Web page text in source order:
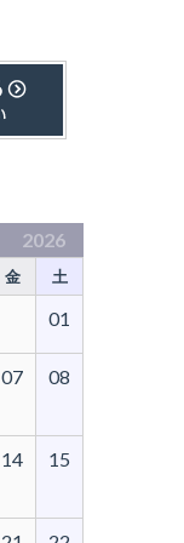
2026
金 土
01
07 08
14 15